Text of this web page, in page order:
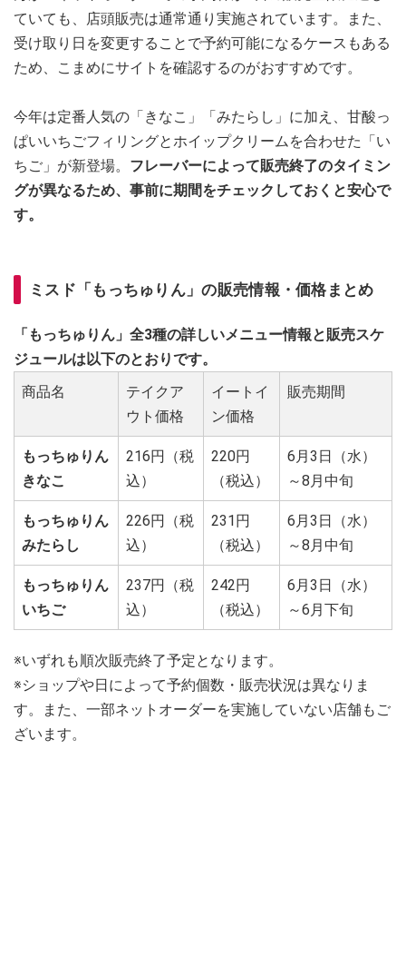
ていても、店頭販売は通常通り実施されています。また、
受け取り日を変更することで予約可能になるケースもある
ため、こまめにサイトを確認するのがおすすめです。
今年は定番人気の「きなこ」「みたらし」に加え、甘酸っ
ぱいいちごフィリングとホイップクリームを合わせた「い
ちご」が新登場。 フレーバーによって販売終了のタイミン
グが異なるため、事前に期間をチェックしておくと安心で
す。
ミスド「もっちゅりん」の販売情報・価格まとめ
「もっちゅりん」全3種の詳しいメニュー情報と販売スケ
ジュールは以下のとおりです。
商品名
テイクア
ウト価格
イートイ
ン価格
販売期間
もっちゅりん
きなこ
216円（税
込）
220円
（税込）
6月3日（水）
～8月中旬
もっちゅりん
みたらし
226円（税
込）
231円
（税込）
6月3日（水）
～8月中旬
もっちゅりん
いちご
237円（税
込）
242円
（税込）
6月3日（水）
～6月下旬
※いずれも順次販売終了予定となります。
※ショップや日によって予約個数・販売状況は異なりま
す。また、一部ネットオーダーを実施していない店舗もご
ざいます。